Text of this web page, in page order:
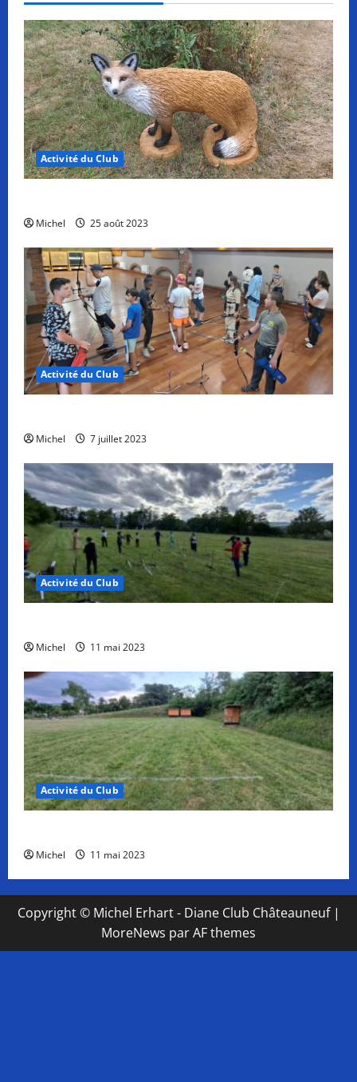
Activité du Club
Michel 25 août 2023
Activité du Club
Michel 7 juillet 2023
Activité du Club
Michel 11 mai 2023
Activité du Club
Michel 11 mai 2023
Copyright © Michel Erhart - Diane Club Châteauneuf |
MoreNews par AF themes